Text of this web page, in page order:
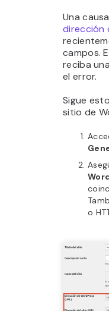
Una
dirección
campos.
reciba
el error.
Sigue
sitio de
o